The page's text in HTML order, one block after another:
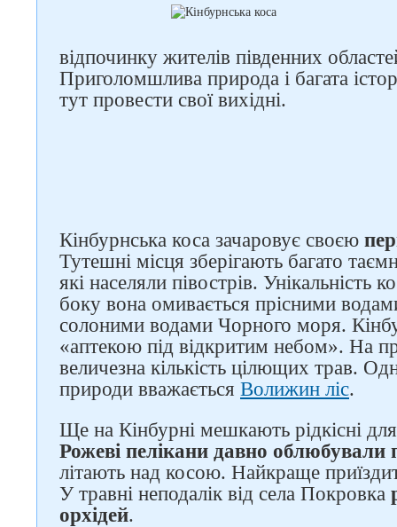
відпочинку жителів південних
Приголомшлива природа і багата
тут провести свої вихідні.
Кінбурнська коса зачаровує своєю
Тутешні місця зберігають багато
які населяли півострів. Унікальність
боку вона омивається прісними
солоними водами Чорного моря.
«аптекою під відкритим небом». На
величезна кількість цілющих трав.
природи вважається Волижин ліс.
Ще на Кінбурні мешкають рідкісні
Рожеві пелікани давно облюбували
літають над косою. Найкраще
У травні неподалік від села Покровка
орхідей.